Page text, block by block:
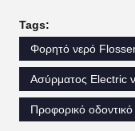
Tags:
Φορητό νερό
Ασύρματος Electric
Προφορικό